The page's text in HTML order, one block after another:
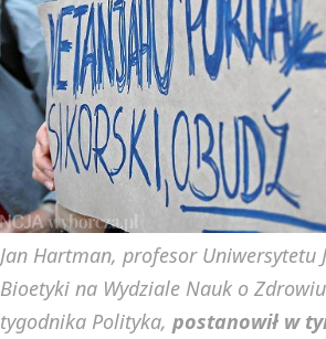
Jan Hartman, profesor
Bioetyki na Wydziale Nauk o
tygodnika Polityka, postanowił w